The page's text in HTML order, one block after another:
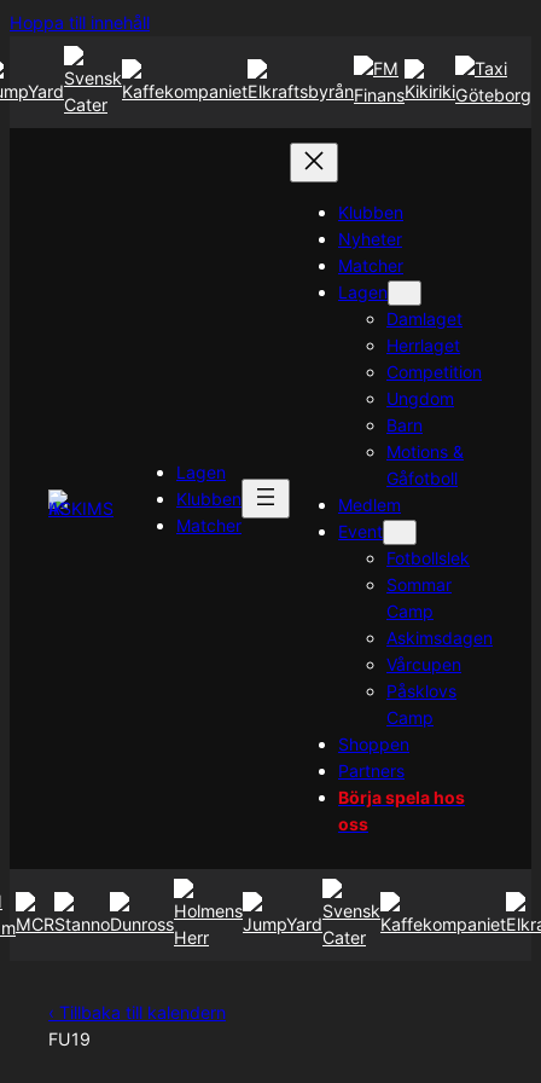
Hoppa till innehållHoppa
Lagen
Klubben
Matcher
Klubben
Nyheter
Matcher
Lagen
Damlaget
Herrlaget
Competition
Ungdom
Barn
Motions &
Gåfotboll
Medlem
Event
Fotbollslek
Sommar
Camp
Askimsdagen
Vårcupen
Påsklovs
Camp
Shoppen
Partners
Börja spela hos
oss
‹ Tillbaka till kalendern
FU19